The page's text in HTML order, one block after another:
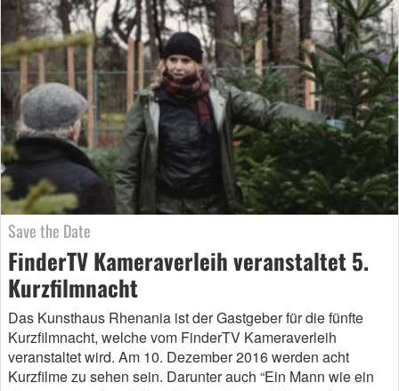
Save the Date
FinderTV Kameraverleih veranstaltet 5.
Kurzfilmnacht
Das Kunsthaus Rhenania ist der Gastgeber für die fünfte
Kurzfilmnacht, welche vom FinderTV Kameraverleih
veranstaltet wird. Am 10. Dezember 2016 werden acht
Kurzfilme zu sehen sein. Darunter auch “Ein Mann wie ein